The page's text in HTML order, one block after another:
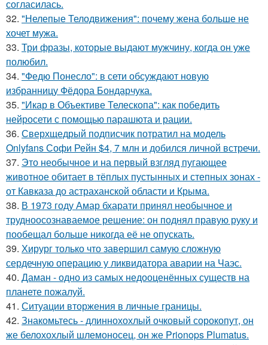
согласилась.
32. "Нелепые Телодвижения": почему жена больше не
хочет мужа.
33. Три фразы, которые выдают мужчину, когда он уже
полюбил.
34. "Федю Понесло": в сети обсуждают новую
избранницу Фёдора Бондарчука.
35. "Икар в Объективе Телескопа": как победить
нейросети с помощью парашюта и рации.
36. Сверхщедрый подписчик потратил на модель
Onlyfans Софи Рейн $4, 7 млн и добился личной встречи.
37. Это необычное и на первый взгляд пугающее
животное обитает в тёплых пустынных и степных зонах -
от Кавказа до астраханской области и Крыма.
38. В 1973 году Амар бхарати принял необычное и
трудноосознаваемое решение: он поднял правую руку и
пообещал больше никогда её не опускать.
39. Хирург только что завершил самую сложную
сердечную операцию у ликвидатора аварии на Чаэс.
40. Даман - одно из самых недооценённых существ на
планете пожалуй.
41. Ситуации вторжения в личные границы.
42. Знакомьтесь - длиннохохлый очковый сорокопут, он
же белохохлый шлемоносец, он же Prionops Plumatus.